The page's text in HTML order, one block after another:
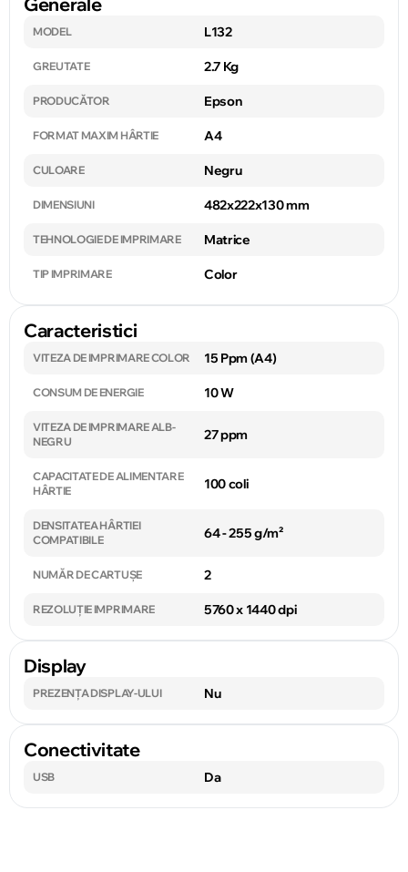
MODEL L132
GREUTATE 2.7 Kg
PRODUCĂTOR Epson
FORMAT MAXIM HÂRTIE A4
CULOARE Negru
DIMENSIUNI 482x222x130 mm
TEHNOLOGIE DE IMPRIMARE Matrice
TIP IMPRIMARE Color
Caracteristici
VITEZA DE IMPRIMARE COLOR 15 Ppm (A4)
CONSUM DE ENERGIE 10 W
VITEZA DE IMPRIMARE ALB-
NEGRU
27 ppm
CAPACITATE DE ALIMENTARE
HÂRTIE
100 coli
DENSITATEA HÂRTIEI
COMPATIBILE
64 - 255 g/m²
NUMĂR DE CARTUȘE 2
REZOLUȚIE IMPRIMARE 5760 x 1440 dpi
Display
PREZENȚA DISPLAY-ULUI Nu
Conectivitate
USB Da